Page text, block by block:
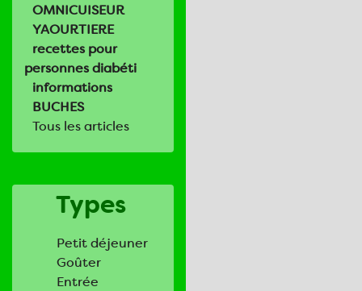
OMNICUISEUR
YAOURTIERE
recettes pour
personnes diabéti
informations
BUCHES
Tous les articles
Types
Petit déjeuner
Goûter
Entrée